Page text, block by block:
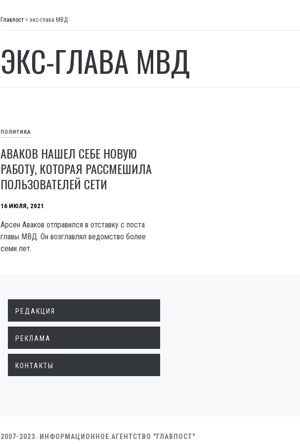
Главпост > экс-глава МВД
ЭКС-ГЛАВА МВД
ПОЛИТИКА
АВАКОВ НАШЕЛ СЕБЕ НОВУЮ
РАБОТУ, КОТОРАЯ РАССМЕШИЛА
ПОЛЬЗОВАТЕЛЕЙ СЕТИ
16 ИЮЛЯ, 2021
Арсен Аваков отправился в отставку с поста
главы МВД. Он возглавлял ведомство более
семи лет.
РЕДАКЦИЯ
РЕКЛАМА
КОНТАКТЫ
2007-2023. ИНФОРМАЦИОННОЕ АГЕНТСТВО "ГЛАВПОСТ"